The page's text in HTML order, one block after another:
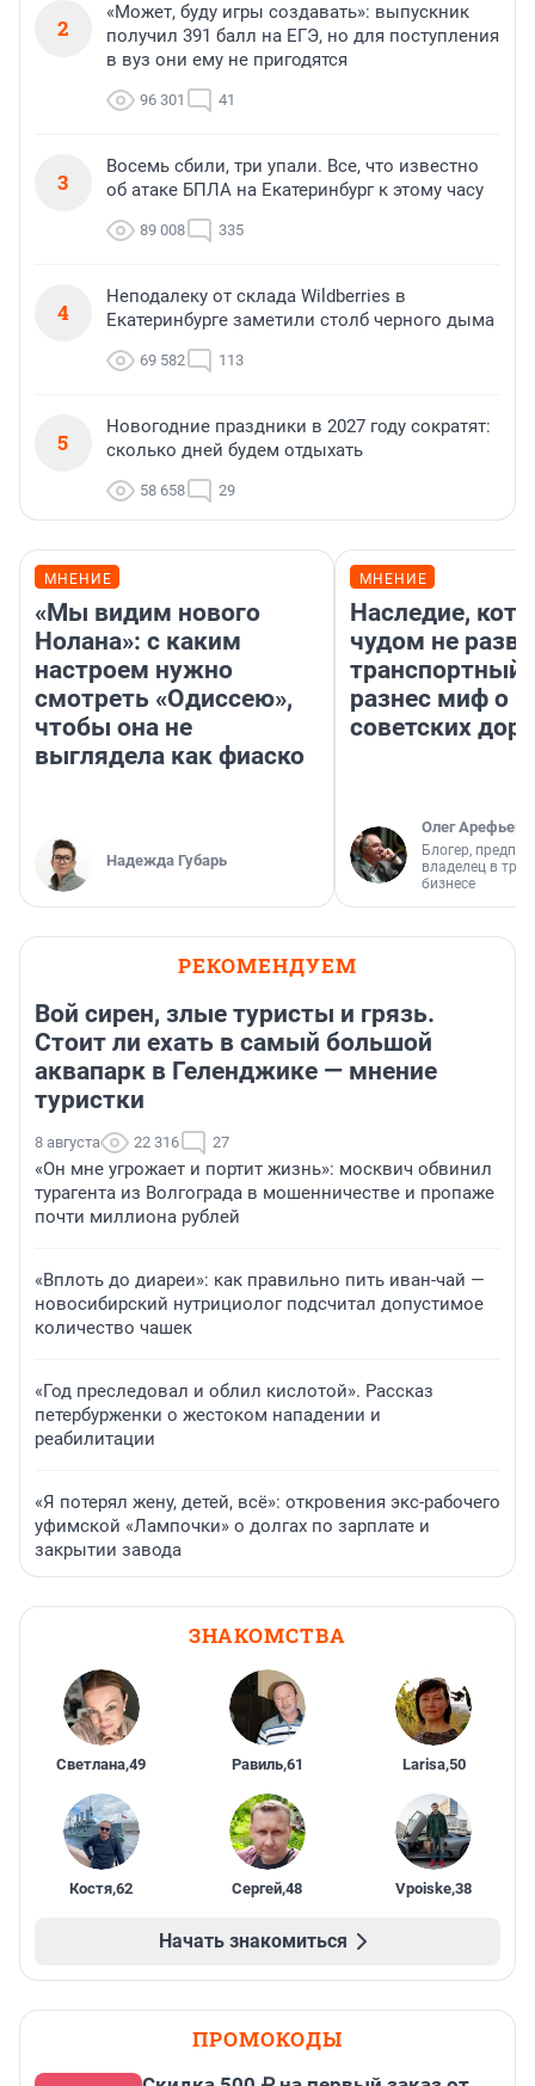
2
«Может, буду игры создавать»: выпускник
получил 391 балл на ЕГЭ, но для поступления
в вуз они ему не пригодятся
96 301 41
3
Восемь сбили, три упали. Все, что известно
об атаке БПЛА на Екатеринбург к этому часу
89 008 335
4
Неподалеку от склада Wildberries в
Екатеринбурге заметили столб черного дыма
69 582 113
5
Новогодние праздники в 2027 году сократят:
сколько дней будем отдыхать
58 658 29
МНЕНИЕ
«Мы видим нового
Нолана»: с каким
настроем нужно
смотреть «Одиссею»,
чтобы она не
выглядела как фиаско
Надежда Губарь
МНЕНИЕ
Наследие,
чудом не
транспортный
разнес миф о
советских
Олег Арефьев
Блогер,
владелец в
бизнесе
РЕКОМЕНДУЕМ
Вой сирен, злые туристы и грязь.
Стоит ли ехать в самый большой
аквапарк в Геленджике — мнение
туристки
8 августа 22 316 27
«Он мне угрожает и портит жизнь»: москвич обвинил
турагента из Волгограда в мошенничестве и пропаже
почти миллиона рублей
«Вплоть до диареи»: как правильно пить иван-чай —
новосибирский нутрициолог подсчитал допустимое
количество чашек
«Год преследовал и облил кислотой». Рассказ
петербурженки о жестоком нападении и
реабилитации
«Я потерял жену, детей, всё»: откровения экс-рабочего
уфимской «Лампочки» о долгах по зарплате и
закрытии завода
ЗНАКОМСТВА
Светлана,49 Равиль,61 Larisa,50
Костя,62 Сергей,48 Vpoiske,38
Начать знакомиться
ПРОМОКОДЫ